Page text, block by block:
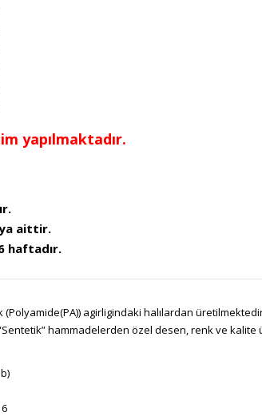
yapılmaktadır.
aittir.
haftadır.
agirligindaki halılardan
hammadelerden özel desen, renk ve kalite